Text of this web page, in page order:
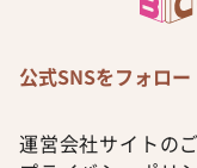
公式SNSをフォロー
運営会社サイトの